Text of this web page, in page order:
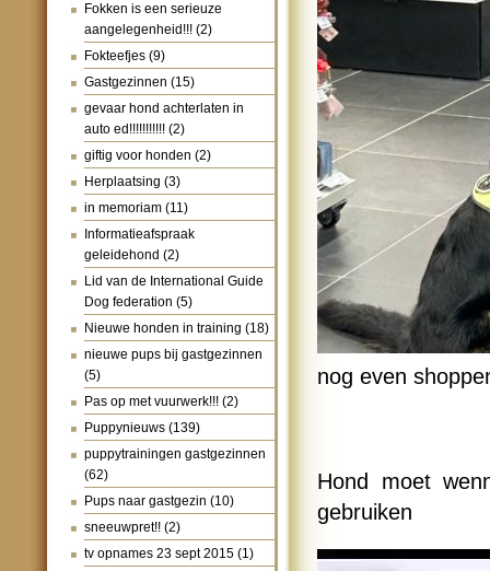
Fokken is een serieuze
aangelegenheid!!! (2)
Fokteefjes (9)
Gastgezinnen (15)
gevaar hond achterlaten in
auto ed!!!!!!!!!!! (2)
giftig voor honden (2)
Herplaatsing (3)
in memoriam (11)
Informatieafspraak
geleidehond (2)
Lid van de International Guide
Dog federation (5)
Nieuwe honden in training (18)
nieuwe pups bij gastgezinnen
(5)
Pas op met vuurwerk!!! (2)
Puppynieuws (139)
puppytrainingen gastgezinnen
(62)
Pups naar gastgezin (10)
sneeuwpret!! (2)
tv opnames 23 sept 2015 (1)
nog even
Hond moet
gebruiken
Videospeler